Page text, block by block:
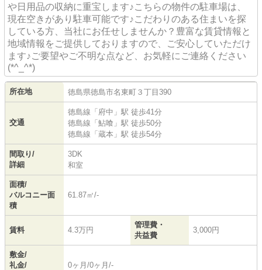
や日用品の収納に重宝します♪こちらの物件の駐車場は、
現在空きがあり駐車可能です♪こだわりのある住まいを探
している方、当社にお任せしませんか？豊富な賃貸情報と
地域情報をご提供しておりますので、ご安心していただけ
ます♪ご要望やご不明な点など、お気軽にご連絡ください
(*^_^*)
所在地 徳島県徳島市名東町 ３丁目390
交通
徳島線 「 府中 」駅 徒歩41分
徳島線 「 鮎喰 」駅 徒歩50分
徳島線 「 蔵本 」駅 徒歩54分
間取り/
詳細
3DK
和室
面積/
バルコニー面
積
61.87㎡/-
賃料 4.3万円
管理費・
共益費
3,000円
敷金/
礼金/
0ヶ月/0ヶ月/-